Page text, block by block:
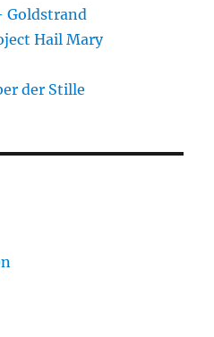
Goldstrand
Hail Mary
der Stille